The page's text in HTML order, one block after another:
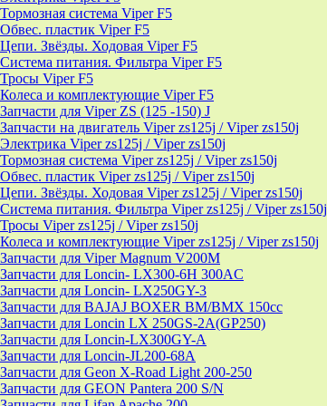
Тормозная система Viper F5
Обвес. пластик Viper F5
Цепи. Звёзды. Ходовая Viper F5
Система питания. Фильтра Viper F5
Тросы Viper F5
Колеса и комплектующие Viper F5
Запчасти для Viper ZS (125 -150) J
Запчасти на двигатель Viper zs125j / Viper zs150j
Электрика Viper zs125j / Viper zs150j
Тормозная система Viper zs125j / Viper zs150j
Обвес. пластик Viper zs125j / Viper zs150j
Цепи. Звёзды. Ходовая Viper zs125j / Viper zs150j
Система питания. Фильтра Viper zs125j / Viper zs150j
Тросы Viper zs125j / Viper zs150j
Колеса и комплектующие Viper zs125j / Viper zs150j
Запчасти для Viper Magnum V200M
Запчасти для Loncin- LX300-6H 300AC
Запчасти для Loncin- LX250GY-3
Запчасти для BAJAJ BOXER BM/ВМX 150cc
Запчасти для Loncin LX 250GS-2A(GP250)
Запчасти для Loncin-LX300GY-A
Запчасти для Loncin-JL200-68A
Запчасти для Geon X-Road Light 200-250
Запчасти для GEON Pantera 200 S/N